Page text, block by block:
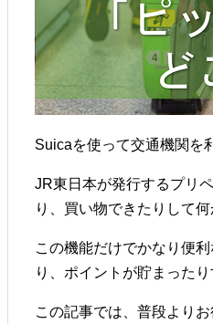
Suicaを使って交通機関を
JR東日本が発行するプリ
り、買い物できたりして何
この機能だけでかなり便
り、ポイントが貯まった
この記事では、普段より